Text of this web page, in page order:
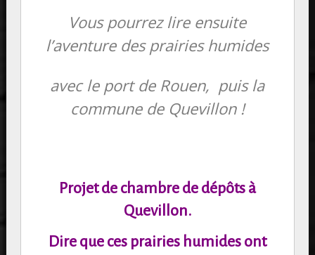
Vous pourrez lire ensuite
l’aventure des prairies humides
avec le port de Rouen, puis la
commune de Quevillon !
Projet de chambre de dépôts à
Quevillon.
Dire que ces prairies humides ont